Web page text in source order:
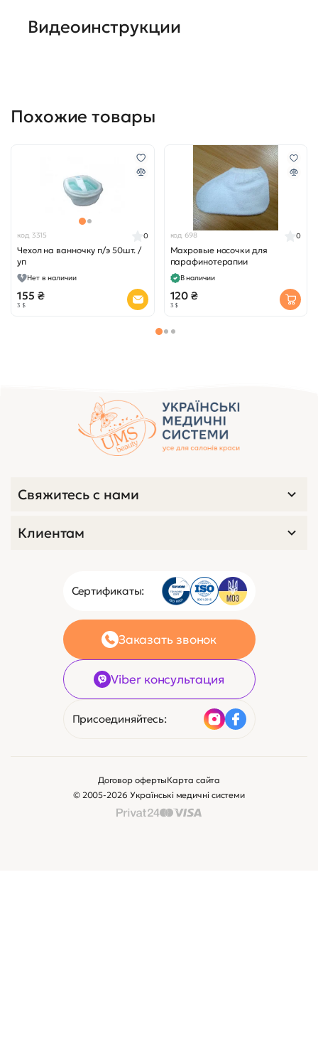
Видеоинструкции
Похожие товары
код 3315
Чехол на ванночку п/э 50шт. /
уп
0
Нет в наличии
155 ₴
3 $
код 698
Махровые носочки для
парафинотерапии
0
В наличии
120 ₴
3 $
Сертификаты:
Заказать звонок
Viber консультация
Присоединяйтесь:
Свяжитесь с нами
Клиентам
© 2005-2026 Українські медичні системи
Договор офертыКарта сайта